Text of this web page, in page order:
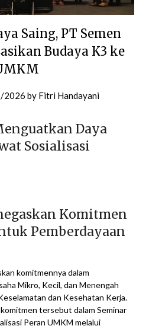
Saing, PT Semen
Budaya K3 ke
2026 by Fitri Handayani
Daya
Sosialisasi
Komitmen
Pemberdayaan
komitmennya dalam
Mikro, Kecil, dan Menengah
dan Kesehatan Kerja.
tersebut dalam Seminar
Peran UMKM melalui